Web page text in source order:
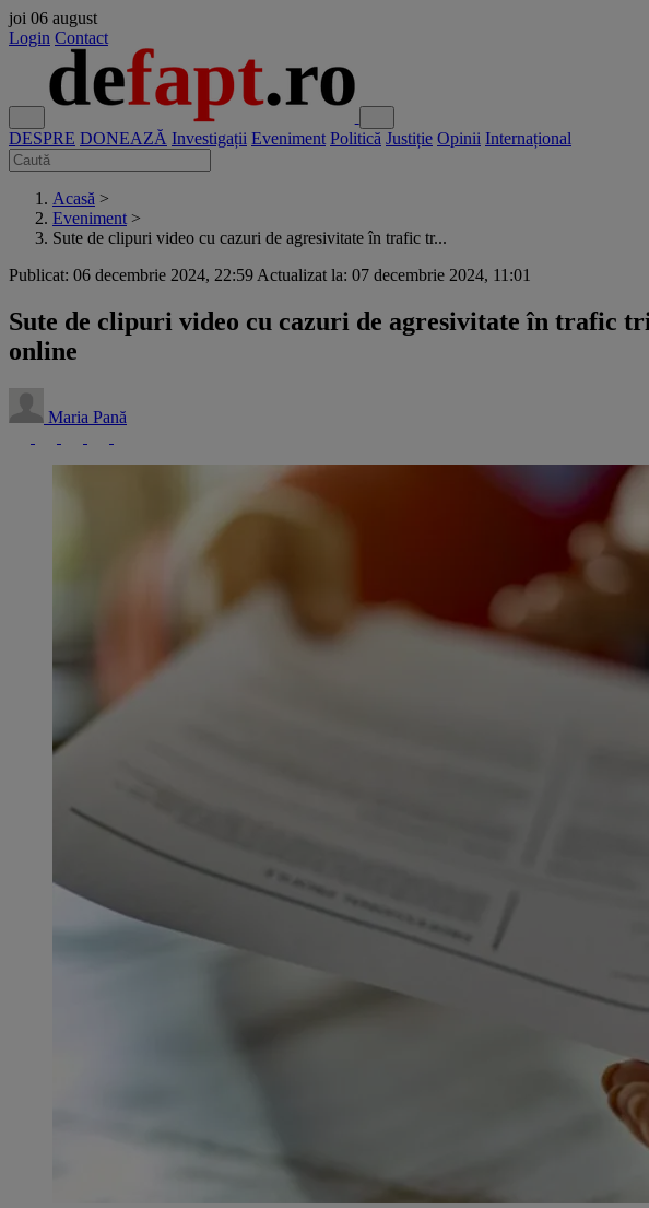
joi 06 august
Login Contact
DESPRE DONEAZĂ Investigații Eveniment Politică Justiție Opinii Internațional
Acasă >
Eveniment >
Sute de clipuri video cu cazuri de agresivitate în trafic tr...
Publicat: 06 decembrie 2024, 22:59 Actualizat la: 07 decembrie 2024, 11:01
Sute de clipuri video cu cazuri de agresivitate în trafic
online
Maria Pană